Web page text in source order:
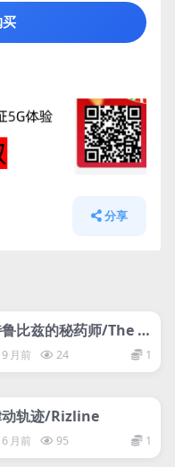
买
分享
网盘下载游戏
比兹的秘药师/The A
of Trubiz
9 月前 24 1
轨迹/Rizline
6 月前 95 1